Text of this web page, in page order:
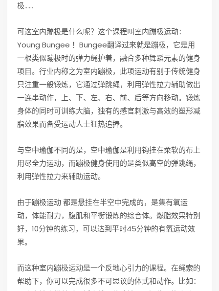
极……
可这室内蹦极是什么呢？这个课程叫室内蹦极运动：
Young Bungee ！Bungee翻译过来就是蹦极，它是用
一根类似蹦极时的弹力绳护着，融合多种舞蹈元素的健身
项目。行业内称之为室内蹦极，此项运动有别于传统健身
只注重一般锻炼，它通过弹跳绳，利用弹性拉力辅助做出
一连串动作，上、下、左、右、前、后等方向移动。锻炼
身体的同时可训练大脑，独有的感官刺激与高效的塑形减
脂效果而备受运动人士狂热追捧。
与空中瑜伽不同的是，空中瑜伽是利用钩挂在柔软的布上
用尽全力运动，而蹦极健身使用的是类似高空的弹跳绳，
利用弹性拉力来辅助运动。
由于蹦极运动 都是悬挂在半空中完成的，是集有氧运
动，体能耐力，腹肌和平衡锻炼的综合体。燃脂效果特别
好，10分钟的练习，可以达到平时45分钟的有氧运动效
果。
而这种室内蹦极运动是一个反地心引力的课程。在绳索的
帮助下，你可以完成很多不可思议的体式和动作。比如：